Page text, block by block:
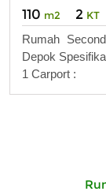
110 m2 2 KT
Rumah
Depok
1 Carport :